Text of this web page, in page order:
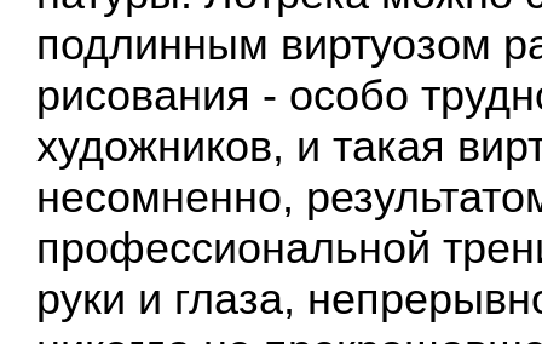
подлинным виртуозом
рисования - особо
художников, и такая
несомненно,
профессиональной
руки и глаза,